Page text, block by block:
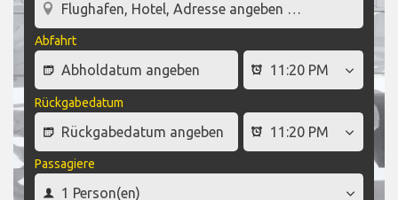
Abfahrt
Rückgabedatum
Passagiere